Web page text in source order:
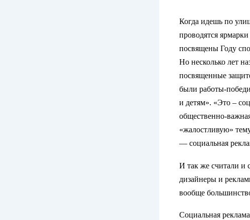
Когда идешь по
проводятся
посвящены Году
Но несколько лет
посвященные
были работы-
и детям». «Это –
общественно-
«жалостливую»
— социальная
И так же считали и
дизайнеры и
вообще
Социальная